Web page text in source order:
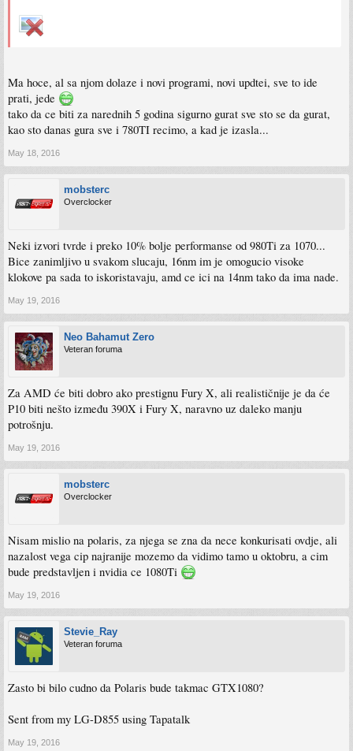
Ma hoce, al sa njom dolaze i novi programi, novi updtei, sve to ide
prati, jede
tako da ce biti za narednih 5 godina sigurno gurat sve sto se da gurat,
kao sto danas gura sve i 780TI recimo, a kad je izasla...
May 18, 2016
mobsterc
Overclocker
Neki izvori tvrde i preko 10% bolje performanse od 980Ti za 1070...
Bice zanimljivo u svakom slucaju, 16nm im je omogucio visoke
klokove pa sada to iskoristavaju, amd ce ici na 14nm tako da ima nade.
May 19, 2016
Neo Bahamut Zero
Veteran foruma
Za AMD će biti dobro ako prestignu Fury X, ali realističnije je da će
P10 biti nešto između 390X i Fury X, naravno uz daleko manju
potrošnju.
May 19, 2016
mobsterc
Overclocker
Nisam mislio na polaris, za njega se zna da nece konkurisati ovdje, ali
nazalost vega cip najranije mozemo da vidimo tamo u oktobru, a cim
bude predstavljen i nvidia ce 1080Ti
May 19, 2016
Stevie_Ray
Veteran foruma
Zasto bi bilo cudno da Polaris bude takmac GTX1080?
Sent from my LG-D855 using Tapatalk
May 19, 2016